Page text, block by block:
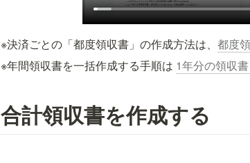
※決済ごとの「都度領収書」の作成方法は、 都度
※年間領収書を一括作成する手順は 1年分の領収
合計領収書を作成する